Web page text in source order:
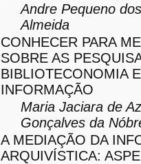
Andre Pequeno
Almeida
CONHECER PARA
SOBRE AS
BIBLIOTECONOMIA
INFORMAÇÃO
Maria Jaciara de
Gonçalves da
A MEDIAÇÃO DA
ARQUIVÍSTICA: